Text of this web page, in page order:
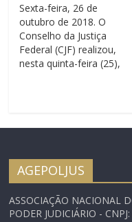
da Justiça Federal (CJF).…
Sexta-feira, 26 de
outubro de 2018. O
Conselho da Justiça
Federal (CJF) realizou,
nesta quinta-feira (25),
que dispõe sobre a
Institucional da Justiça
Federal. A matéria foi
item de pauta da reunião
ocorrida…
AGEPOLJUS
ASSOCIAÇÃO NACIONAL
PODER JUDICIÁRIO -